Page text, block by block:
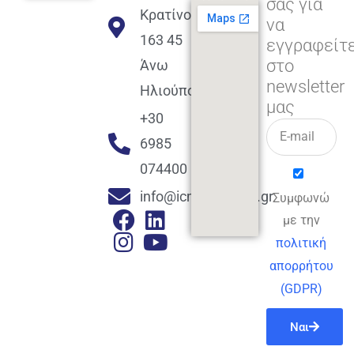
Κρατίνου
163 45
Άνω
Ηλιούπολη
+30
6985
074400
info@icmacademy.gr
σας για
να
στο
newsletter
μας
Συμφωνώ
με την
πολιτική
απορρήτου
(GDPR)
Ναι